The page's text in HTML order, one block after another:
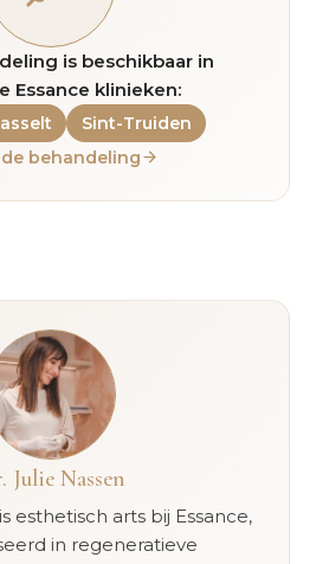
is beschikbaar in
Essance klinieken:
Sint-Truiden
behandeling
Julie Nassen
esthetisch arts bij Essance,
in regeneratieve